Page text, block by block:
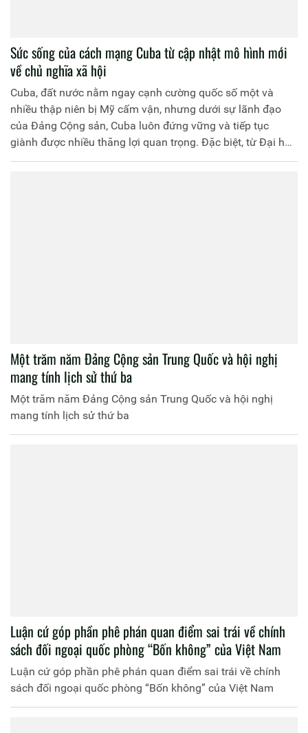
Sức sống của cách mạng Cuba từ cập nhật mô hình mới
về chủ nghĩa xã hội
Cuba, đất nước nằm ngay cạnh cường quốc số một và
nhiều thập niên bị Mỹ cấm vận, nhưng dưới sự lãnh đạo
của Đảng Cộng sản, Cuba luôn đứng vững và tiếp tục
giành được nhiều thăng lợi quan trọng. Đặc biệt, từ Đại hội
VI Đảng Cộng sản Cuba đề ra đường lối cập nhật mô hình
Một trăm năm Đảng Cộng sản Trung Quốc và hội nghị
mang tính lịch sử thứ ba
Một trăm năm Đảng Cộng sản Trung Quốc và hội nghị
mang tính lịch sử thứ ba
Luận cứ góp phần phê phán quan điểm sai trái về chính
sách đối ngoại quốc phòng “Bốn không” của Việt Nam
Luận cứ góp phần phê phán quan điểm sai trái về chính
sách đối ngoại quốc phòng “Bốn không” của Việt Nam